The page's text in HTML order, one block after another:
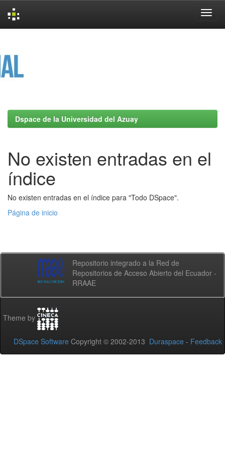
Dspace de la Universidad del Azuay
No existen entradas en el
índice
No existen entradas en el índice para "Todo DSpace".
Página de inicio
Repositorio integrado a la Red de
Repositorios de Acceso Abierto del Ecuador -
RRAAE
Theme by
DSpace Software Copyright © 2002-2013 Duraspace - Feedback